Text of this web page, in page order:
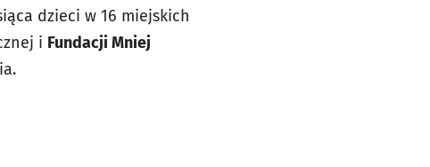
dzieci w 16 miejskich
i Fundacji Mniej